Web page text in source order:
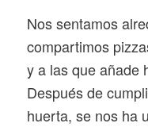
Nos sentamos
compartimos
y a las que añade
Después de
huerta, se nos ha